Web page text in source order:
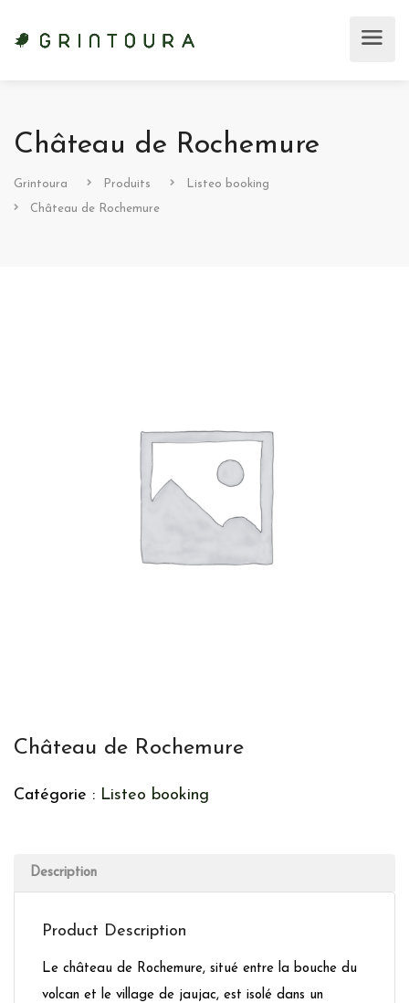
Château de Rochemure
Grintoura Produits Listeo booking
Château de Rochemure
Château de Rochemure
Catégorie : Listeo booking
Description
Product Description
Le château de Rochemure, situé entre la bouche du
volcan et le village de jaujac, est isolé dans un